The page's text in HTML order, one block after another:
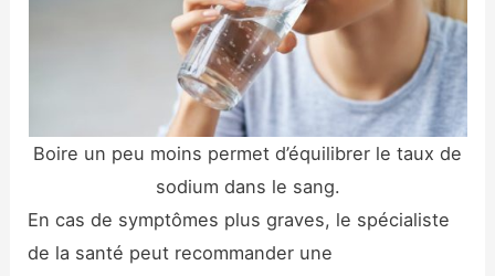
Boire un peu moins permet d’équilibrer le taux de
sodium dans le sang.
En cas de symptômes plus graves, le spécialiste
de la santé peut recommander une